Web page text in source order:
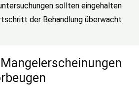
sollten eingehalten
der Behandlung überwacht